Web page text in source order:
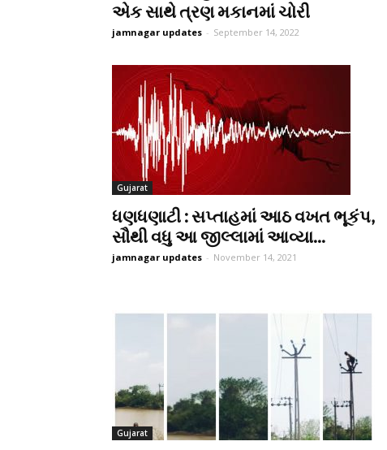
એક સાથે ત્રણ મકાનમાં ચોરી
jamnagar updates - September 14, 2022
Gujarat
ધણધણાટી : સપ્તાહમાં આઠ વખત ભૂકંપ,
સૌથી વધુ આ જીલ્લામાં આવ્યા...
jamnagar updates - November 14, 2021
Gujarat